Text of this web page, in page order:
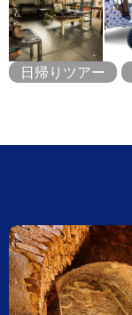
日帰りツアー